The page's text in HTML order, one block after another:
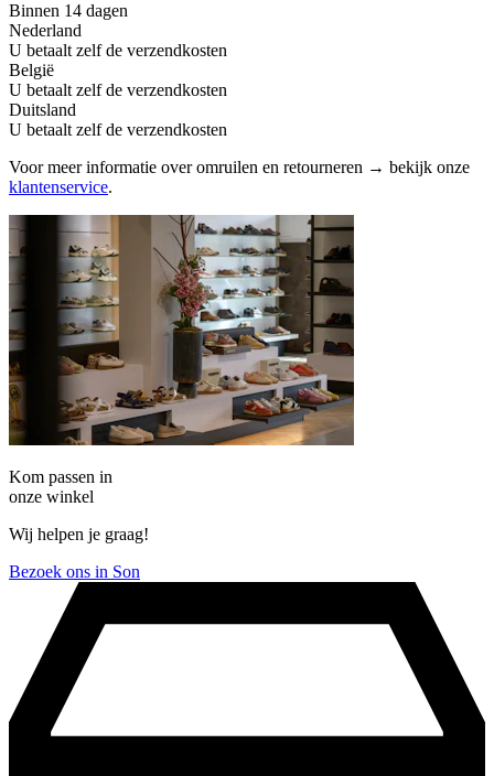
Binnen 14 dagen
Nederland
U betaalt zelf de verzendkosten
België
U betaalt zelf de verzendkosten
Duitsland
U betaalt zelf de verzendkosten
Voor meer informatie over omruilen en retourneren → bekijk onze
klantenservice.
Kom passen in
onze winkel
Wij helpen je graag!
Bezoek ons in Son